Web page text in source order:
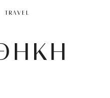
TRAVEL